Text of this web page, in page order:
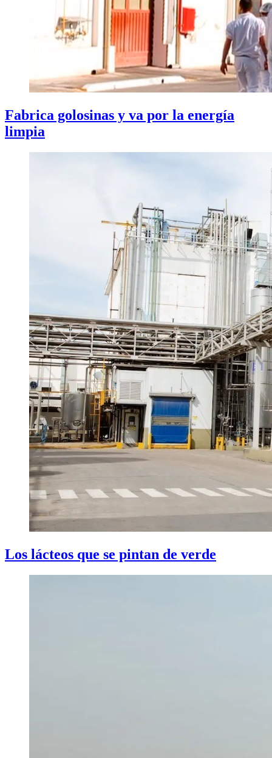
Fabrica golosinas y va por la energía
limpia
Los lácteos que se pintan de verde